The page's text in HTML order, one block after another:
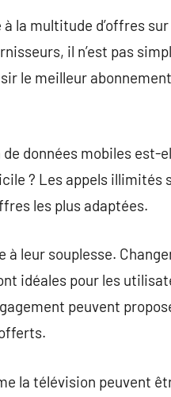
la multitude d’offres sur
il n’est pas
le meilleur
données mobiles est-
? Les appels illimités
les plus adaptées.
à leur souplesse.
idéales pour les
peuvent
la télévision peuvent